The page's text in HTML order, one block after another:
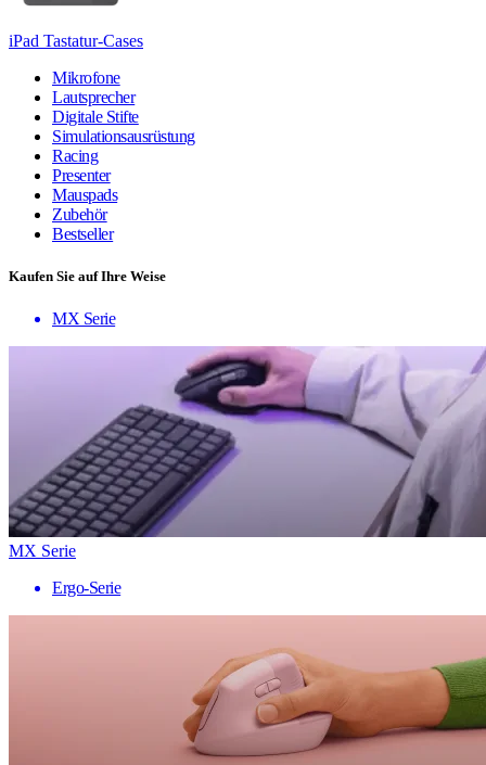
iPad Tastatur-Cases
Mikrofone
Lautsprecher
Digitale Stifte
Simulationsausrüstung
Racing
Presenter
Mauspads
Zubehör
Bestseller
Kaufen Sie auf Ihre Weise
MX Serie
MX Serie
Ergo-Serie